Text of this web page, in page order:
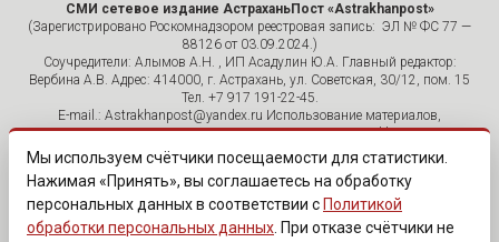
СМИ сетевое издание АстраханьПост «Astrakhanpost»
(Зарегистрировано Роскомнадзором реестровая запись: ЭЛ № ФС 77 —
88126 от 03.09.2024.)
Соучредители: Алымов А.Н. , ИП Асадулин Ю.А. Главный редактор:
Вербина А.В. Адрес: 414000, г. Астрахань, ул. Советская, 30/12, пом. 15
Тел. +7 917 191-22-45.
E-mail.: Astrakhanpost@yandex.ru Использование материалов,
размещенных на страницах сетевого издания «Astrakhanpost»,
допускается исключительно с указанием источника и публикацией
активной гиперссылки на портал Astrakhanpost.ru. Комментарии
читателей сайта размещаются без предварительного редактирования.
Редакция оставляет за собой право удалить их с сайта или
отредактировать, если указанные сообщения нарушают законы РФ.
Мы используем счётчики посещаемости для статистики.
Нажимая «Принять», вы соглашаетесь на обработку
персональных данных в соответствии с Политикой
обработки персональных данных . При отказе счётчики не